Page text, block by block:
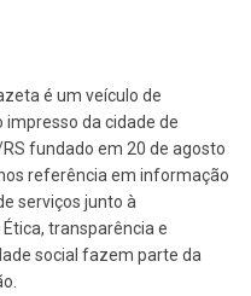
é um veículo de
impresso da cidade de
fundado em 20 de agosto
referência em informação
serviços junto à
transparência e
social fazem parte da